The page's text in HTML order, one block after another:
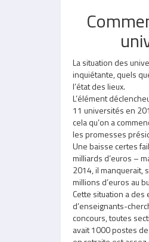
La situation des
inquiétante, quels
l’état des lieux.
L’élément
11 universités en
cela qu’on a
les promesses
Une baisse certes
milliards d’euros –
2014, il manquerait,
millions d’euros au
Cette situation a
d’enseignants-
concours, toutes
avait 1000 postes